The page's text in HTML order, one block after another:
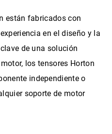
están fabricados con
en el diseño y la
de una solución
los tensores Horton
independiente o
soporte de motor